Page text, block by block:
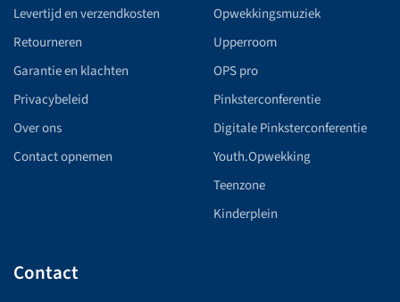
Levertijd en verzendkosten
Retourneren
Garantie en klachten
Privacybeleid
Over ons
Contact opnemen
Opwekkingsmuziek
Upperroom
OPS pro
Pinksterconferentie
Digitale Pinksterconferentie
Youth.Opwekking
Teenzone
Kinderplein
Contact